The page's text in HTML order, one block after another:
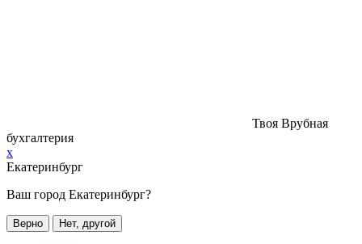
Твоя Врубная
бухгалтерия
x
Екатеринбург
Ваш город Екатеринбург?
Верно Нет, другой